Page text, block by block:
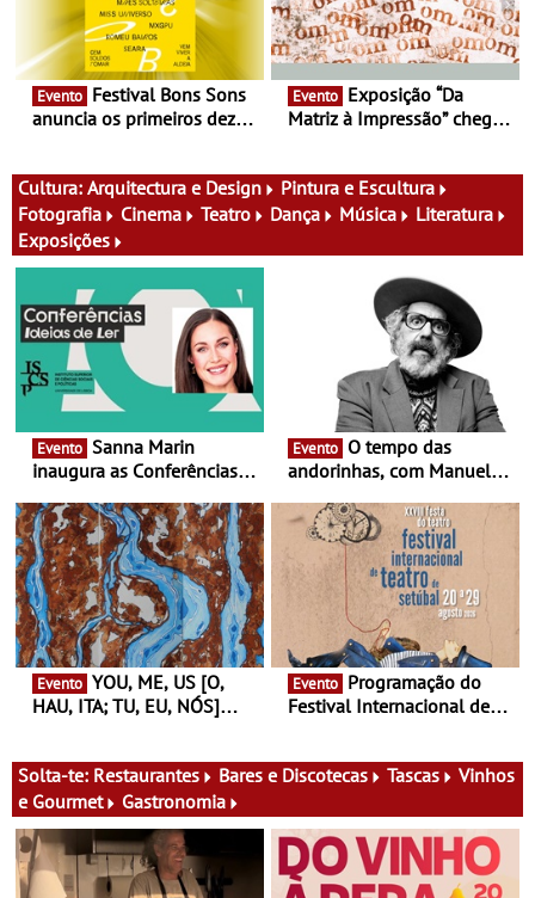
Evento
anuncia os primeiros dez
Evento
Matriz à Impressão” chega
nova exposição do Museu
do Oriente prova-o
Cultura: Arquitectura e Design
Pintura e Escultura
Fotografia
Cinema Teatro Dança Música
Literatura
Exposições
Evento
inaugura as Conferências
Antiga primeira-ministra da
Finlândia é a convidada da
primeira edição do novo
ciclo de debates dedicado
aos grandes temas do
nosso tempo
Evento
andorinhas, com Manuel
Atum - Concerto
performance na MAAT
Gallery a 3 de Setembro,
19:30
Evento
HAU, ITA; TU, EU, NÓS]
13 de Dezembro
Evento
Festival Internacional de
29 de Agosto
Solta-te: Restaurantes Bares e Discotecas Tascas
Vinhos
e Gourmet
Gastronomia